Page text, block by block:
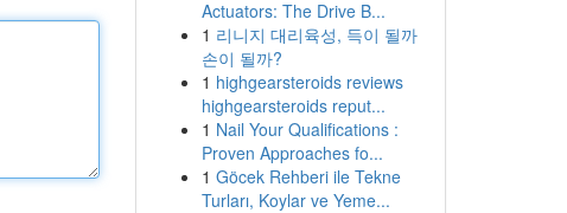
Actuators: The Drive B...
1 리니지 대리육성, 득이 될까
손이 될까?
1 highgearsteroids reviews
highgearsteroids reput...
1 Nail Your Qualifications :
Proven Approaches fo...
1 Göcek Rehberi ile Tekne
Turları, Koylar ve Yeme...